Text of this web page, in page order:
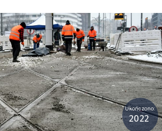
Ukończono:
2022